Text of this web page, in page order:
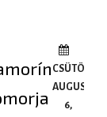
6,